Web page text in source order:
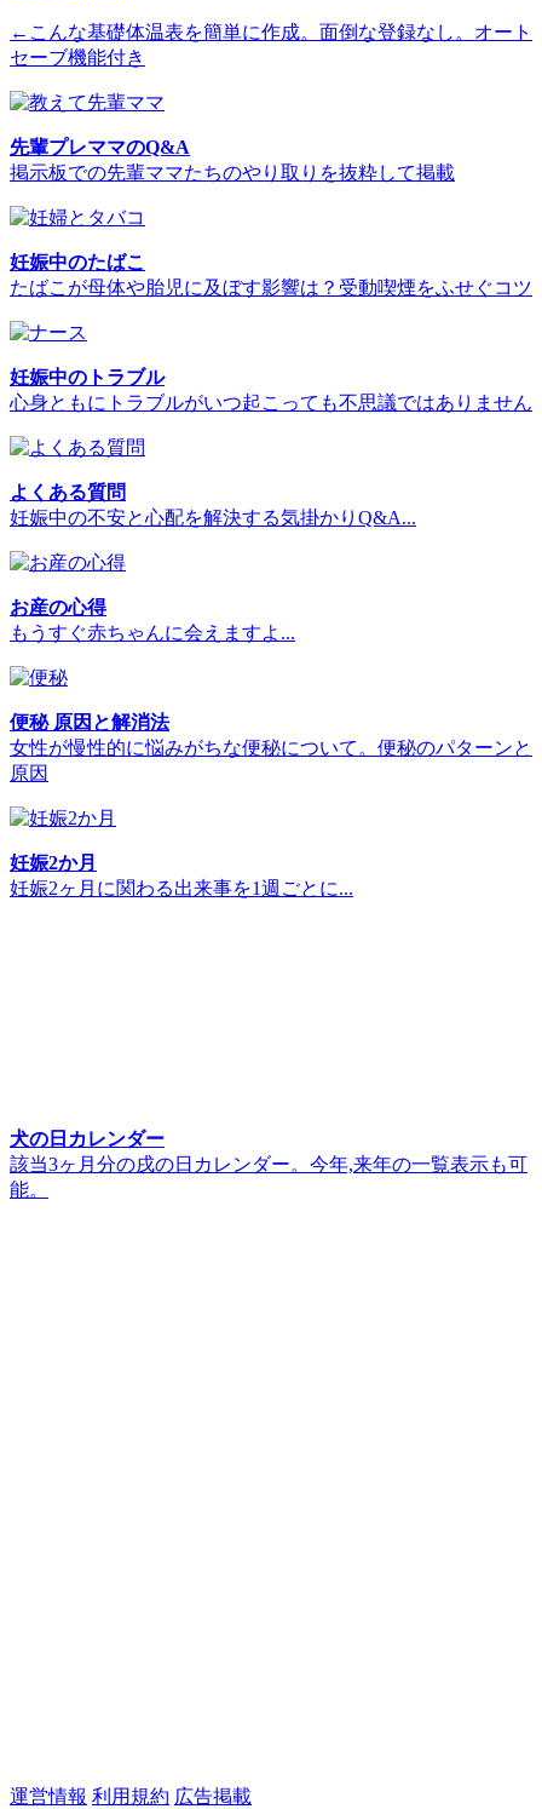
←こんな基礎体温表を簡単に作成。面倒な登録なし。オート
セーブ機能付き
先輩プレママのQ&A
掲示板での先輩ママたちのやり取りを抜粋して掲載
妊娠中のたばこ
たばこが母体や胎児に及ぼす影響は？受動喫煙をふせぐコツ
妊娠中のトラブル
心身ともにトラブルがいつ起こっても不思議ではありません
よくある質問
妊娠中の不安と心配を解決する気掛かりQ&A...
お産の心得
もうすぐ赤ちゃんに会えますよ...
便秘 原因と解消法
女性が慢性的に悩みがちな便秘について。便秘のパターンと
原因
妊娠2か月
妊娠2ヶ月に関わる出来事を1週ごとに...
犬の日カレンダー
該当3ヶ月分の戌の日カレンダー。今年,来年の一覧表示も可
能。
運営情報 利用規約 広告掲載